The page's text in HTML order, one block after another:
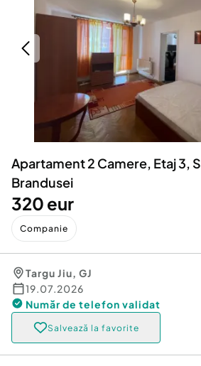
Servicii
Animale de companie
Afaceri și echipamente
Inchiriere Bunuri si Vehicule
Utilaje agricole si industriale
Piese auto si accesorii
Dacia Duster
Apartament 2 Camere, Etaj 3,
Brandusei
320 eur
Companie
Targu Jiu, GJ
19.07.2026
Număr de telefon validat
Salvează la favorite